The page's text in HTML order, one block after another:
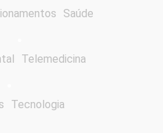
Saúde
Telemedicina
Tecnologia